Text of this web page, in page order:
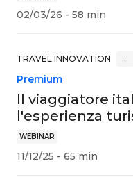
02/03/26 - 58 min
TRAVEL INNOVATION …
WEBINAR
Il viaggiatore
l'esperienza
Premium
11/12/25 - 65 min